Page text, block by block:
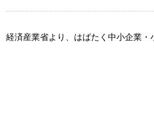
経済産業省より、はばたく中小企業